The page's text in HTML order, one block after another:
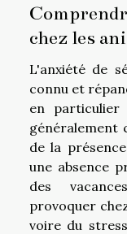
chez les
L'anxiété de
connu et
en particulier
généralement
de la
une absence
des
provoquer
voire du